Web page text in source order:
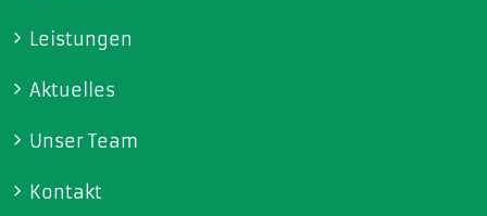
Leistungen
Aktuelles
Unser Team
Kontakt